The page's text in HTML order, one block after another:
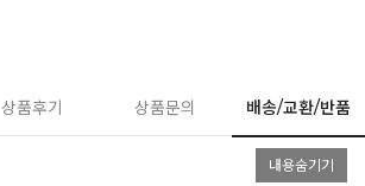
상품후기 상품문의 배송/교환/반품
내용숨기기